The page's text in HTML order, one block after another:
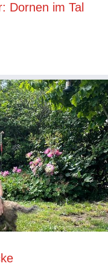
Dornen im Tal